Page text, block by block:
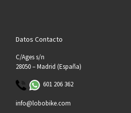
Datos Contacto
C/Ages s/n
28050 – Madrid (España)
601 206 362
info@lobobike.com